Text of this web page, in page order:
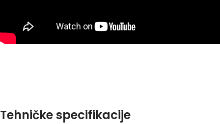
Tehničke specifikacije